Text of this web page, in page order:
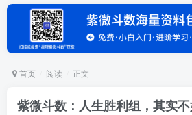
首页 阅读 正文
紫微斗数：人生胜利组，其实